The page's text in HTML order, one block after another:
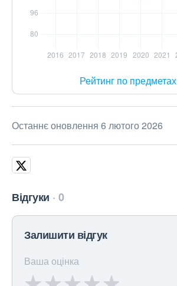
Рейтинг по предметах
Останнє оновлення 6 лютого 2026
Відгуки 0
Залишити відгук
Ваша оцінка